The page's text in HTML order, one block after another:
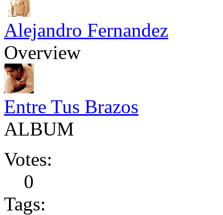
Alejandro Fernandez
Overview
Entre Tus Brazos
ALBUM
Votes:
0
Tags: